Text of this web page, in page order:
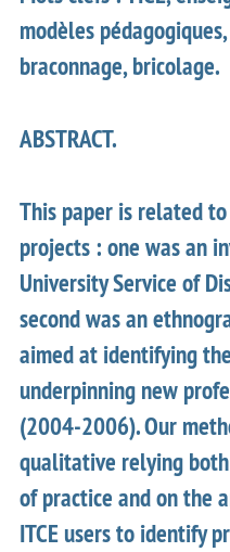
modèles
braconnage, bricolage.
ABSTRACT.
This paper is related
projects : one was an
University Service of
second was an
aimed at identifying
underpinning new
(2004-2006). Our
qualitative relying
of practice and on the
ITCE users to identify